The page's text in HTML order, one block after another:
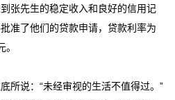
张先生的稳定收入和良好的信用记
准了他们的贷款申请，贷款利率为
所说：“未经审视的生活不值得过。”